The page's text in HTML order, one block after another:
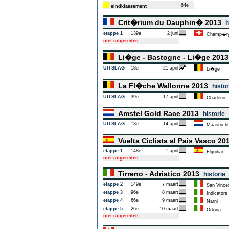
eindklassement
64e
Crit�rium du Dauphin� 2013
etappe 1 139e 2 juni
niet uitgereden
Li�ge - Bastogne - Li�ge
UITSLAG 18e 21 april Li�ge
La Fl�che Wallonne 2013
UITSLAG 39e 17 april Charleroi
Amstel Gold Race 2013 historie
UITSLAG 13e 14 april Maastricht
Vuelta Ciclista al Pais Vasco
etappe 1 148e 1 april
Elgoibar
niet uitgereden
Tirreno - Adriatico 2013 historie
etappe 2 149e 7 maart
San
etappe 3
96e 8 maart
Indicatore
etappe 4
66e 9 maart
Narni
etappe 5
26e 10 maart
Ortona
niet uitgereden